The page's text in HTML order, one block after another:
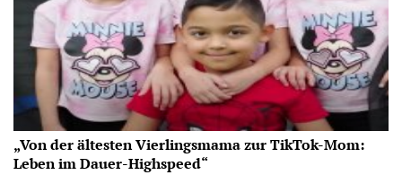
„Von der ältesten Vierlingsmama zur TikTok-Mom:
Leben im Dauer-Highspeed“